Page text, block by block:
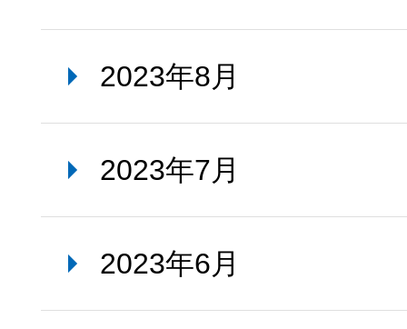
2023年8月
2023年7月
2023年6月